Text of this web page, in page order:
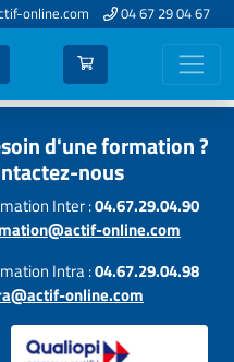
online.com 04 67 29 04 67
et aux transformations du
des personnes
l’approche centrée sur le
des personnes
Accueil et encadrement des...
d'une formation ?
nous
Inter :04.67.29.04.90
online.com
Intra :04.67.29.04.98
online.com